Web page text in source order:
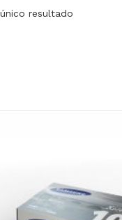
resultado